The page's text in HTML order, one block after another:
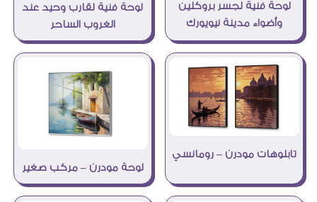
لوحة فنية لجسر بروكلين
وأضواء مدينة نيويورك
لوحة فنية لقارب وحيد عند
الغروب الساحر
تابلوهات مودرن – رومانسي
لوحة مودرن – مركب صغير